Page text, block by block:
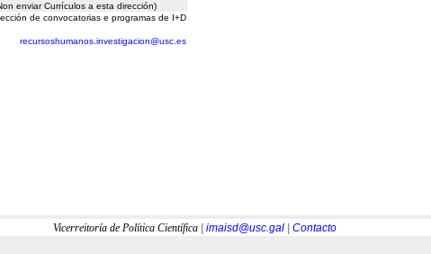
enviar Currículos a esta dirección)
de convocatorias e programas de I+D
recursoshumanos.investigacion@usc.es
Vicerreitoría de Política Científica | imaisd@usc.gal| Contacto